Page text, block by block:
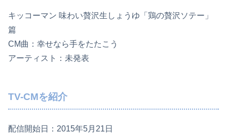
キッコーマン 味わい贅沢生しょうゆ「鶏の贅沢ソテー」
篇
CM曲：幸せなら手をたたこう
アーティスト：未発表
TV-CMを紹介
配信開始日：2015年5月21日